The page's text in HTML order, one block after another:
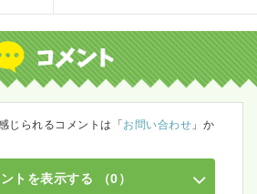
じられるコメントは「 お問い合わせ 」か
トを表示する （0）